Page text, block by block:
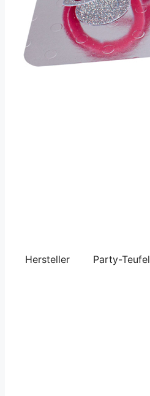
Hersteller Party-Teufel